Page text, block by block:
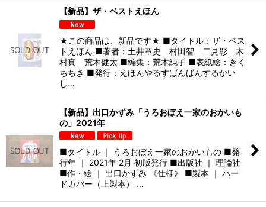
【新品】ザ・ベストえほん
★この商品は、新品です★ ■タイトル：ザ・ベス
トえほん ■著者：土井章史 村田智 二見彰 木
村真 荒木健太 ■編集：荒木純子 ■表紙絵：きく
ちちき ■発行：えほんやるすばんばんするかい
し…
【新品】出口かずみ「うろおぼえ一家のおかいも
の」2021年
■タイトル ｜ うろおぼえ一家のおかいもの ■発
行年 ｜ 2021年 2月 初版発行 ■出版社 ｜ 理論社
■作・絵 ｜ 出口かずみ 《仕様》 ■製本 ｜ ハー
ドカバー（上製本） …